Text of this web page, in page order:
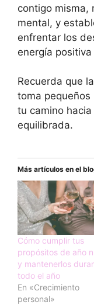
contigo misma,
mental, y
enfrentar los
energía
Recuerda que
toma pequeños
tu camino
equilibrada.
Más artículos en el
Cómo cumplir tus
propósitos de año
y mantenerlos
todo el año
En «Crecimiento
personal»